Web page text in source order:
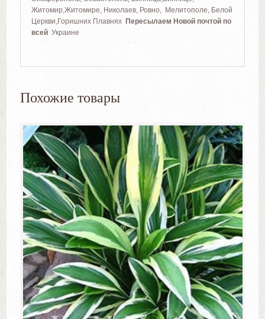
Житомир,Житомире, Николаев, Ровно, Мелитополе, Белой
Церкви,Горишних Плавнях Пересылаем Новой почтой по
всейУкраине
Похожие товары